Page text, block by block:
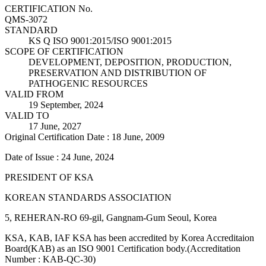
CERTIFICATION No.
QMS-3072
STANDARD
KS Q ISO 9001:2015/ISO 9001:2015
SCOPE OF CERTIFICATION
DEVELOPMENT, DEPOSITION, PRODUCTION,
PRESERVATION AND DISTRIBUTION OF
PATHOGENIC RESOURCES
VALID FROM
19 September, 2024
VALID TO
17 June, 2027
Original Certification Date : 18 June, 2009
Date of Issue : 24 June, 2024
PRESIDENT OF KSA
KOREAN STANDARDS ASSOCIATION
5, REHERAN-RO 69-gil, Gangnam-Gum Seoul, Korea
KSA, KAB, IAF KSA has been accredited by Korea Accreditaion
Board(KAB) as an ISO 9001 Certification body.(Accreditation
Number : KAB-QC-30)